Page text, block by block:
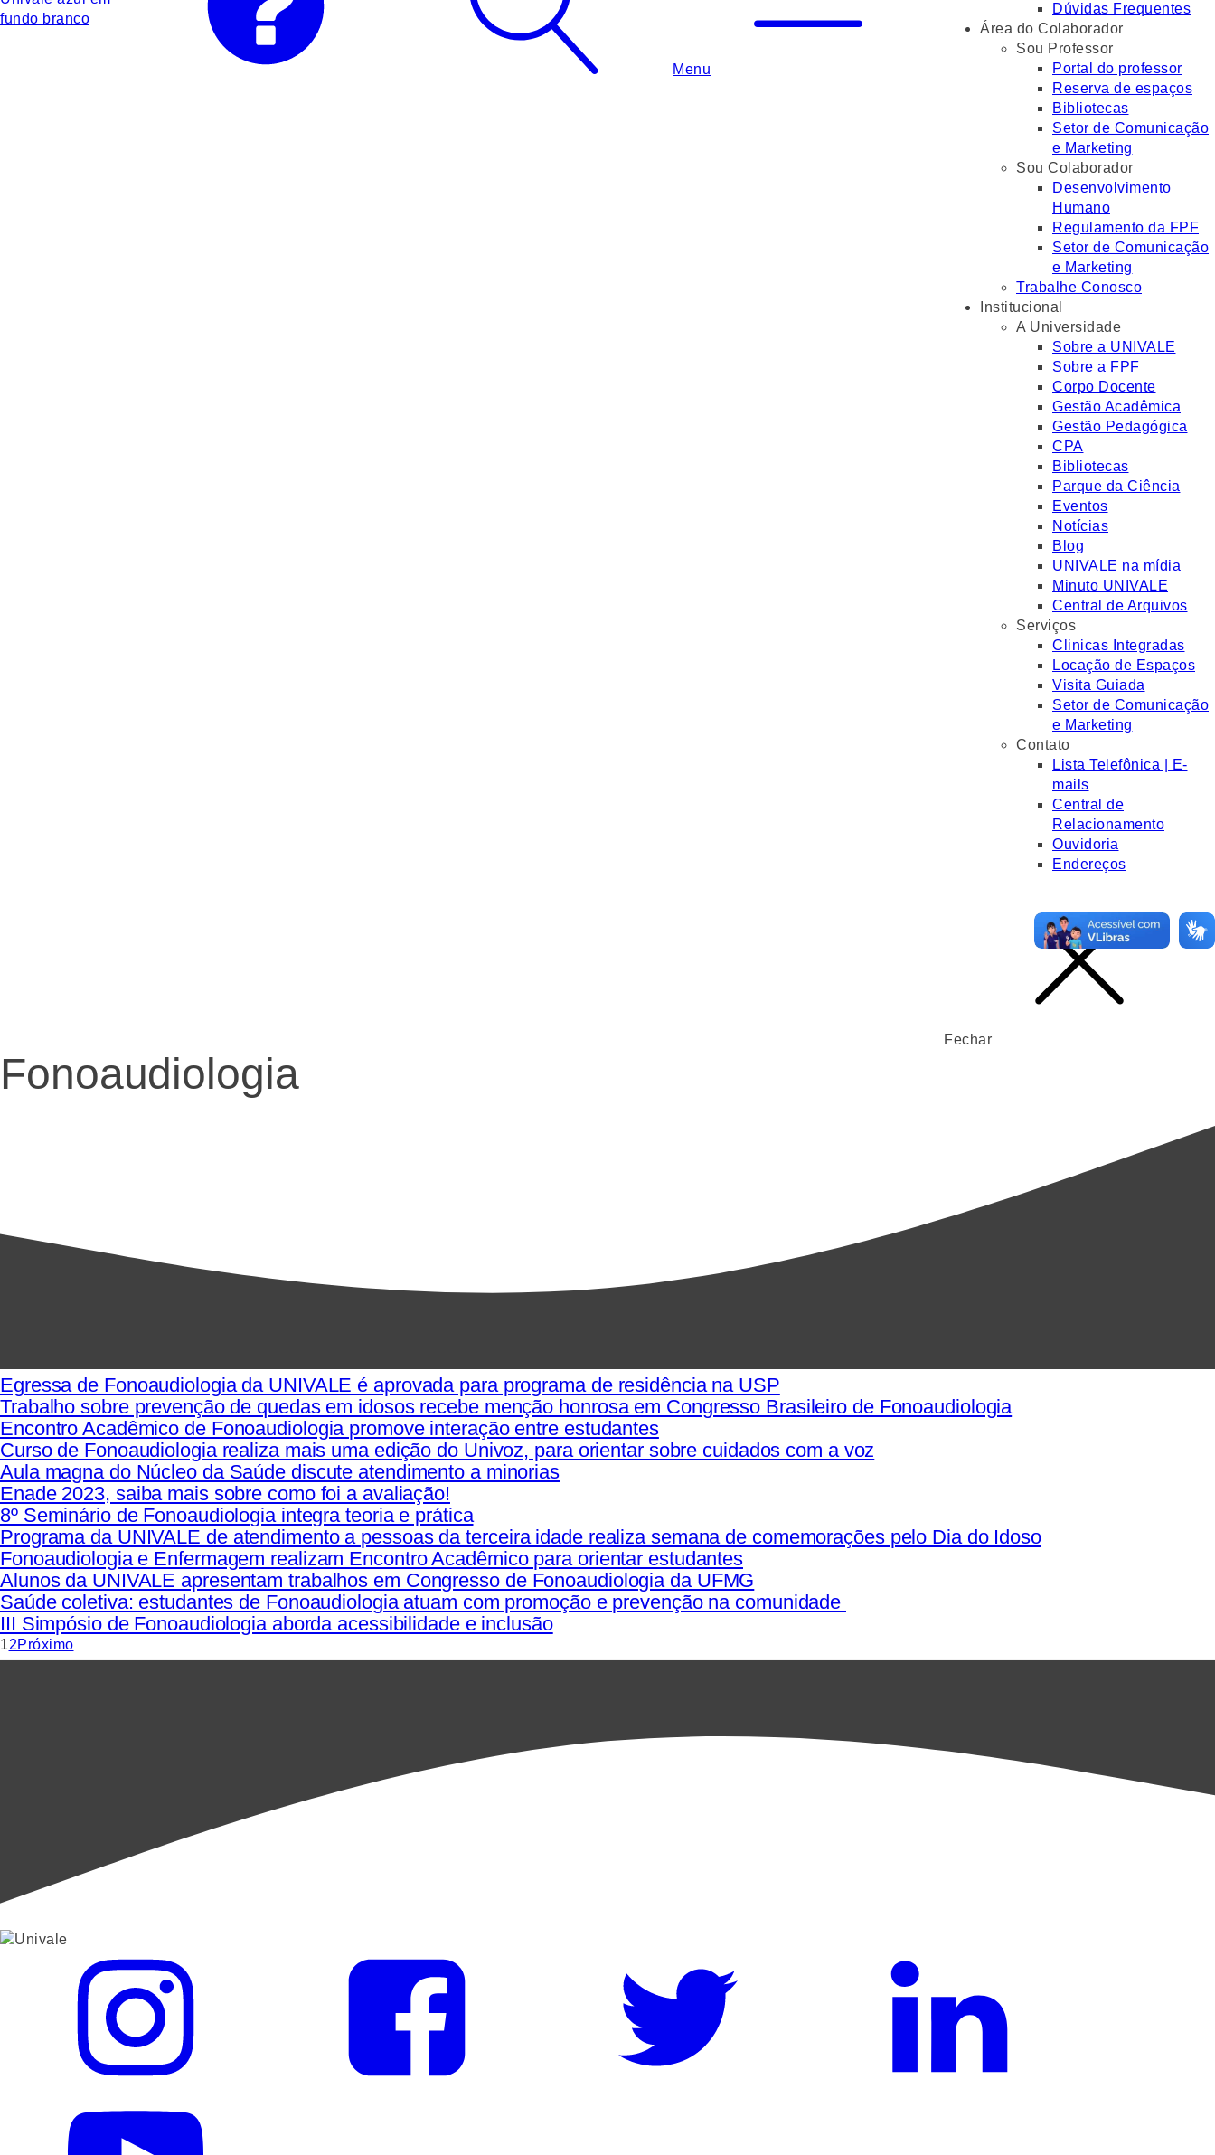
Menu
Dúvidas Frequentes
Área do Colaborador
Sou Professor
Portal do professor
Reserva de espaços
Bibliotecas
Setor de Comunicação
e Marketing
Sou Colaborador
Desenvolvimento
Humano
Regulamento da FPF
Setor de Comunicação
e Marketing
Trabalhe Conosco
Institucional
A Universidade
Sobre a UNIVALE
Sobre a FPF
Corpo Docente
Gestão Acadêmica
Gestão Pedagógica
CPA
Bibliotecas
Parque da Ciência
Eventos
Notícias
Blog
UNIVALE na mídia
Minuto UNIVALE
Central de Arquivos
Serviços
Clinicas Integradas
Locação de Espaços
Visita Guiada
Setor de Comunicação
e Marketing
Contato
Lista Telefônica | E-
mails
Central de
Relacionamento
Ouvidoria
Endereços
Fechar
Fonoaudiologia
Egressa de Fonoaudiologia da UNIVALE é aprovada para programa de residência na USP
Trabalho sobre prevenção de quedas em idosos recebe menção honrosa em Congresso Brasileiro de Fonoaudiologia
Encontro Acadêmico de Fonoaudiologia promove interação entre estudantes
Curso de Fonoaudiologia realiza mais uma edição do Univoz, para orientar sobre cuidados com a voz
Aula magna do Núcleo da Saúde discute atendimento a minorias
Enade 2023, saiba mais sobre como foi a avaliação!
8º Seminário de Fonoaudiologia integra teoria e prática
Programa da UNIVALE de atendimento a pessoas da terceira idade realiza semana de comemorações pelo Dia do Idoso
Fonoaudiologia e Enfermagem realizam Encontro Acadêmico para orientar estudantes
Alunos da UNIVALE apresentam trabalhos em Congresso de Fonoaudiologia da UFMG
Saúde coletiva: estudantes de Fonoaudiologia atuam com promoção e prevenção na comunidade
III Simpósio de Fonoaudiologia aborda acessibilidade e inclusão
12Próximo